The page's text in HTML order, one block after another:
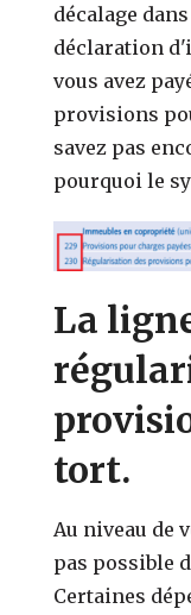
décalage
déclaration
vous avez
provisions
savez pas
pourquoi le
La
tort.
Au niveau de
pas possible
Certaines